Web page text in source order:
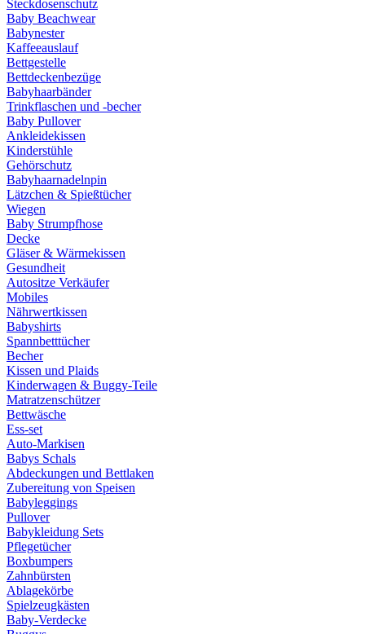
Steckdosenschutz
Baby Beachwear
Babynester
Kaffeeauslauf
Bettgestelle
Bettdeckenbezüge
Babyhaarbänder
Trinkflaschen und -becher
Baby Pullover
Ankleidekissen
Kinderstühle
Gehörschutz
Babyhaarnadelnpin
Lätzchen & Spießtücher
Wiegen
Baby Strumpfhose
Decke
Gläser & Wärmekissen
Gesundheit
Autositze Verkäufer
Mobiles
Nährwertkissen
Babyshirts
Spannbetttücher
Becher
Kissen und Plaids
Kinderwagen & Buggy-Teile
Matratzenschützer
Bettwäsche
Ess-set
Auto-Markisen
Babys Schals
Abdeckungen und Bettlaken
Zubereitung von Speisen
Babyleggings
Pullover
Babykleidung Sets
Pflegetücher
Boxbumpers
Zahnbürsten
Ablagekörbe
Spielzeugkästen
Baby-Verdecke